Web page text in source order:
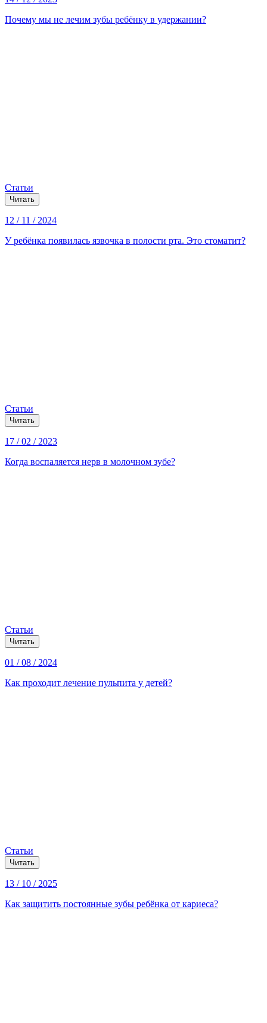
Почему мы не лечим зубы ребёнку в удержании?
Статьи
Читать
12 / 11 / 2024
У ребёнка появилась язвочка в полости рта. Это стоматит?
Статьи
Читать
17 / 02 / 2023
Когда воспаляется нерв в молочном зубе?
Статьи
Читать
01 / 08 / 2024
Как проходит лечение пульпита у детей?
Статьи
Читать
13 / 10 / 2025
Как защитить постоянные зубы ребёнка от кариеса?